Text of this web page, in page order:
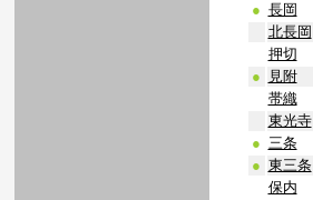
● 長岡
北長岡
押切
●
見附
帯織
東光寺
● 三条
● 東三条
保内